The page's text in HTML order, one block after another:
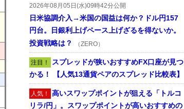
2026年08月05日(水)09時42分公開
日米協調介入→米国の国益は何か？ドル円157
円台。日銀利上げペース上げざるを得ないか。
投資戦略は？
（ZERO）
注目！ スプレッドが狭いおすすめFX口座が見つ
かる！ 【人気13通貨ペアのスプレッド比較表】
人気！ 高いスワップポイントが狙える「トルコ
リラ/円」。スワップポイントが高いおすすめの